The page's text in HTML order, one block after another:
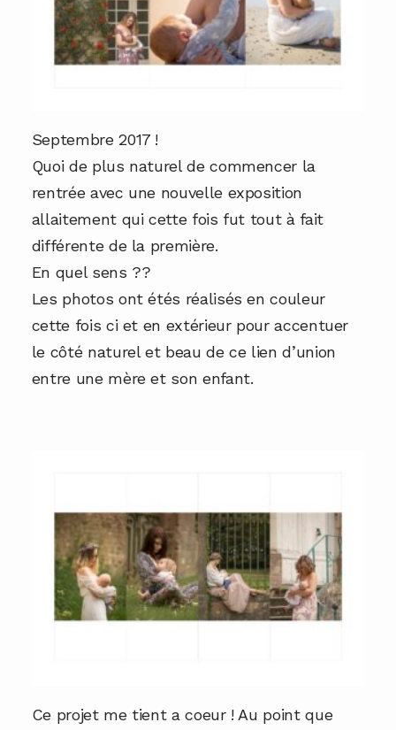
Septembre 2017 !
Quoi de plus naturel de commencer la
rentrée avec une nouvelle exposition
allaitement qui cette fois fut tout à fait
différente de la première.
En quel sens ??
Les photos ont étés réalisés en couleur
cette fois ci et en extérieur pour accentuer
le côté naturel et beau de ce lien d’union
entre une mère et son enfant.
Ce projet me tient a coeur ! Au point que